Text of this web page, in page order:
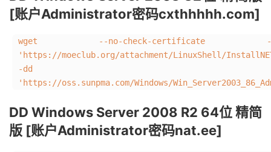
[账户Administrator密码cxthhhhh.com]
wget --no-check-certificate -
'https://moeclub.org/attachment/LinuxShell/
-dd
'https://oss.sunpma.com/Windows/
DD Windows Server 2008 R2 64位 精简
版 [账户Administrator密码nat.ee]